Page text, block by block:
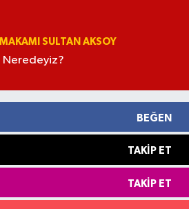
SULTAN AKSOY
Neredeyiz?
BEĞEN
TAKIP ET
TAKIP ET